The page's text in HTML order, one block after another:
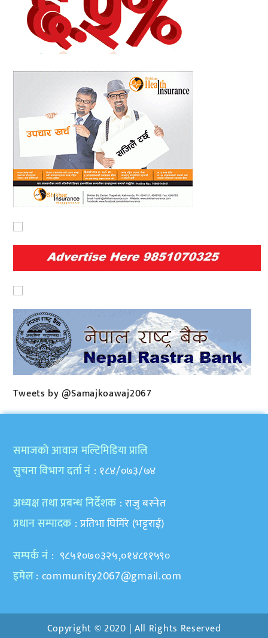
Tweets by @Samajkoawaj2067
समाजकाे आवाज मल्टिमिडिया प्रालि
सुचना विभाग दर्ता नं : १८४/०७३/७४
अध्यक्ष तथा प्रबन्ध निर्देशक : राजु बस्नेत
प्रधान सम्पादक : प्रतिभा घिमिरे (भट्टराई)
सम्पर्क नं : ९८५१०७०३२५,०१४८११५९०
इमेल: community2067@gmail.com
Copyright © 2020 | All Rights Reserved